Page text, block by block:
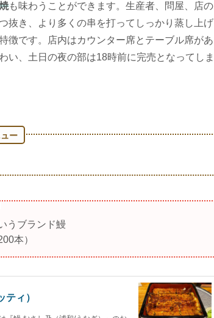
も味わうことができます。生産者、問屋、店の
抜き、より多くの串を打ってしっかり蒸し上げ
徴です。店内はカウンター席とテーブル席があ
い、土日の夜の部は18時前に完売となってしま
うブランド鰻
本）
ィ）